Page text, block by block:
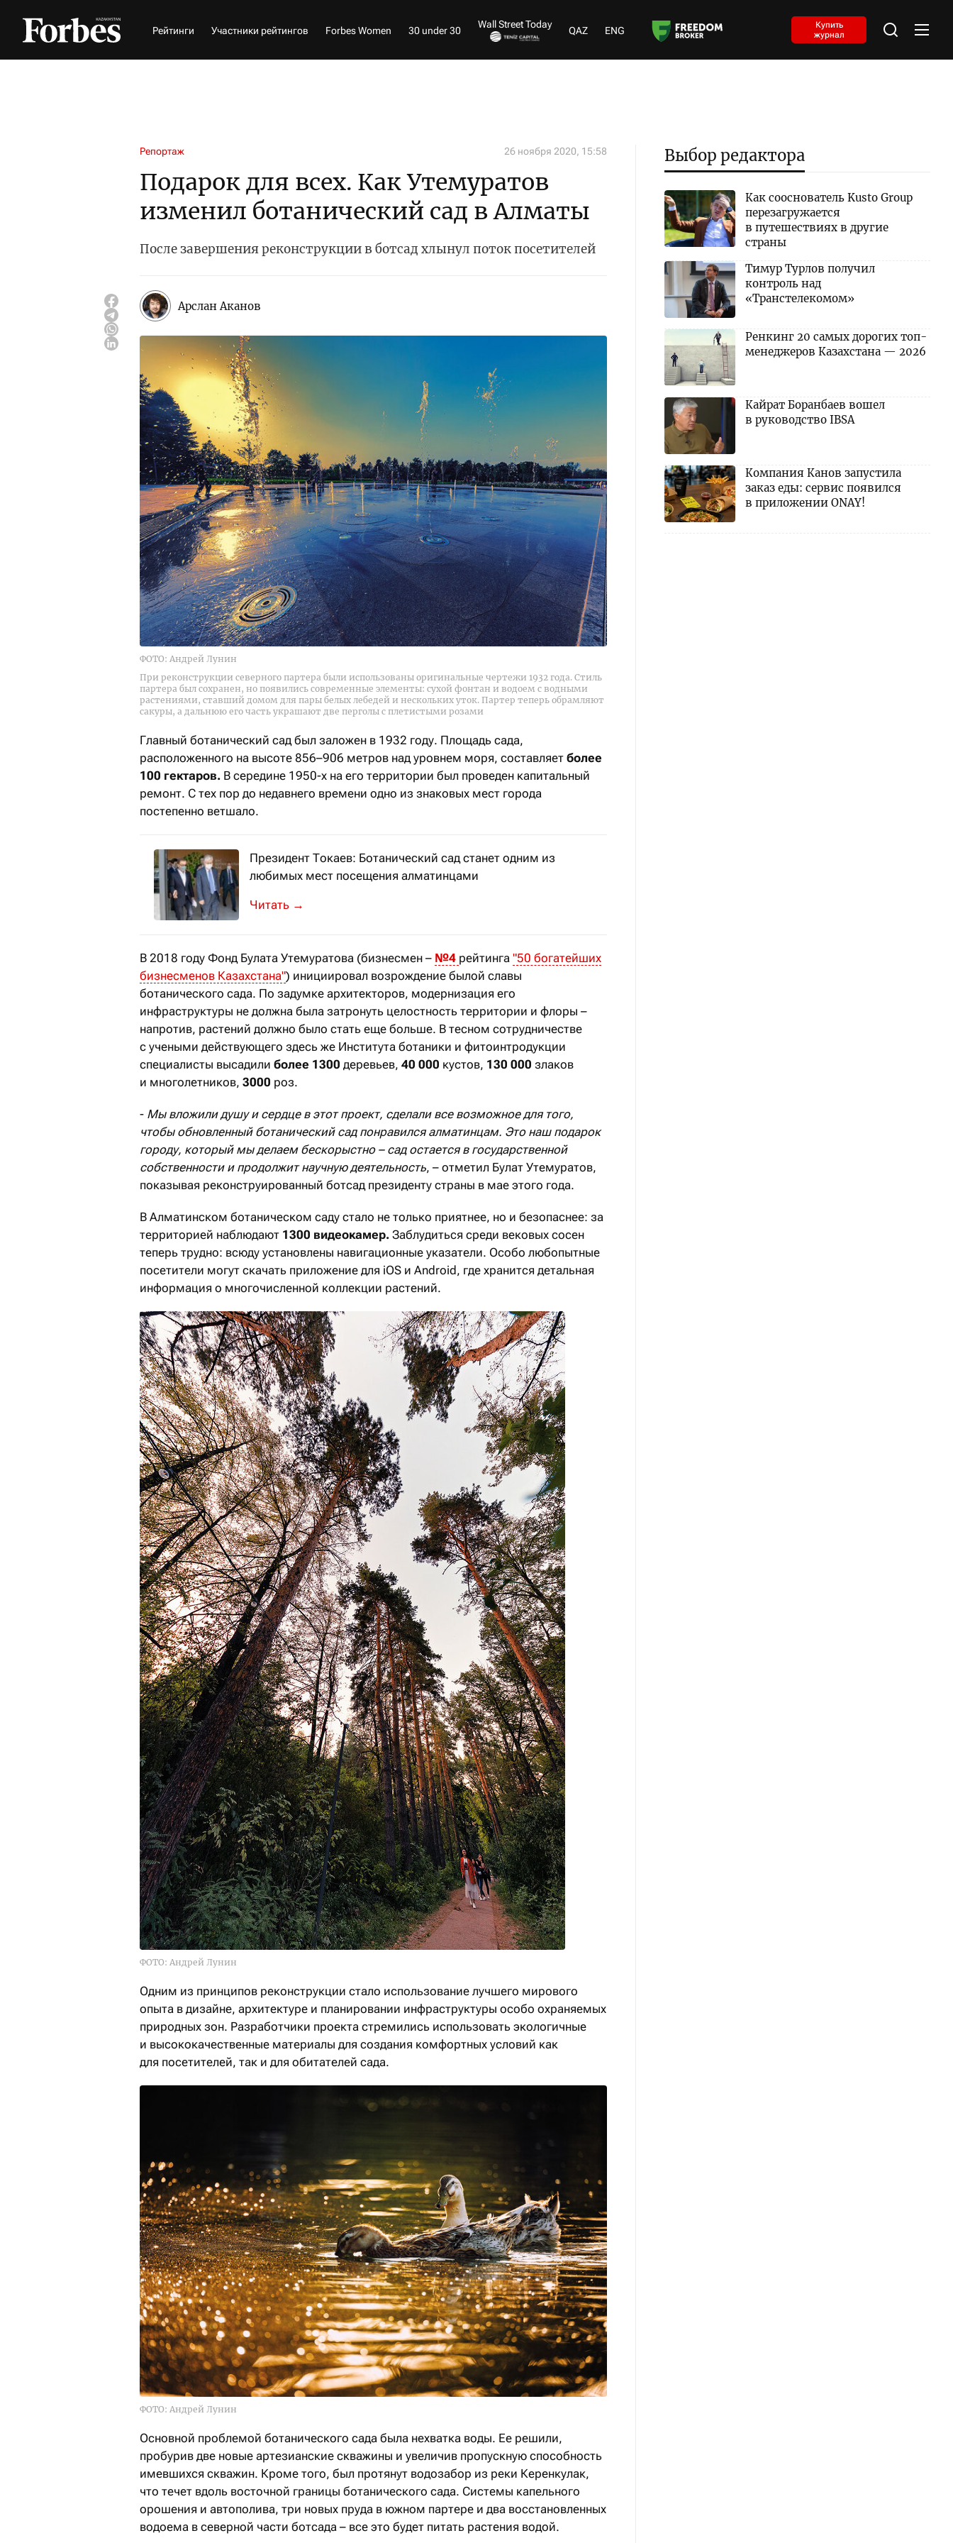
Рейтинги Участники рейтингов Forbes Women 30 under 30
Wall Street Today
QAZ ENG
Купить
журнал
Репортаж 26 ноября 2020, 15:58
Подарок для всех. Как Утемуратов
изменил ботанический сад в Алматы
После завершения реконструкции в ботсад хлынул поток посетителей
Арслан Аканов
ФОТО: Андрей Лунин
При реконструкции северного партера были использованы оригинальные чертежи 1932 года. Стиль
партера был сохранен, но появились современные элементы: сухой фонтан и водоем с водными
растениями, ставший домом для пары белых лебедей и нескольких уток. Партер теперь обрамляют
сакуры, а дальнюю его часть украшают две перголы с плетистыми розами
Главный ботанический сад был заложен в 1932 году. Площадь сада,
расположенного на высоте 856–906 метров над уровнем моря, составляет более
100 гектаров. В середине 1950-х на его территории был проведен капитальный
ремонт. С тех пор до недавнего времени одно из знаковых мест города
постепенно ветшало.
Президент Токаев: Ботанический сад станет одним из
любимых мест посещения алматинцами
Глава государства во вторник, 12 мая, посетил Главный ботанический сад в ра...
→
В 2018 году Фонд Булата Утемуратова (бизнесмен – №4 рейтинга "50 богатейших
бизнесменов Казахстана") инициировал возрождение былой славы
ботанического сада. По задумке архитекторов, модернизация его
инфраструктуры не должна была затронуть целостность территории и флоры –
напротив, растений должно было стать еще больше. В тесном сотрудничестве
с учеными действующего здесь же Института ботаники и фитоинтродукции
специалисты высадили более 1300 деревьев, 40 000 кустов, 130 000 злаков
и многолетников, 3000 роз.
- Мы вложили душу и сердце в этот проект, сделали все возможное для того,
чтобы обновленный ботанический сад понравился алматинцам. Это наш подарок
городу, который мы делаем бескорыстно – сад остается в государственной
собственности и продолжит научную деятельность, – отметил Булат Утемуратов,
показывая реконструированный ботсад президенту страны в мае этого года.
В Алматинском ботаническом саду стало не только приятнее, но и безопаснее: за
территорией наблюдают 1300 видеокамер. Заблудиться среди вековых сосен
теперь трудно: всюду установлены навигационные указатели. Особо любопытные
посетители могут скачать приложение для iOS и Android, где хранится детальная
информация о многочисленной коллекции растений.
ФОТО: Андрей Лунин
Одним из принципов реконструкции стало использование лучшего мирового
опыта в дизайне, архитектуре и планировании инфраструктуры особо охраняемых
природных зон. Разработчики проекта стремились использовать экологичные
и высококачественные материалы для создания комфортных условий как
для посетителей, так и для обитателей сада.
ФОТО: Андрей Лунин
Основной проблемой ботанического сада была нехватка воды. Ее решили,
пробурив две новые артезианские скважины и увеличив пропускную способность
имевшихся скважин. Кроме того, был протянут водозабор из реки Керенкулак,
что течет вдоль восточной границы ботанического сада. Системы капельного
орошения и автополива, три новых пруда в южном партере и два восстановленных
водоема в северной части ботсада – все это будет питать растения водой.
Выбор редактора
Как сооснователь Kusto Group
перезагружается
в путешествиях в другие
страны
Тимур Турлов получил
контроль над
«Транстелекомом»
Ренкинг 20 самых дорогих топ-
менеджеров Казахстана — 2026
Кайрат Боранбаев вошел
в руководство IBSA
Компания Канов запустила
заказ еды: сервис появился
в приложении ONAY!